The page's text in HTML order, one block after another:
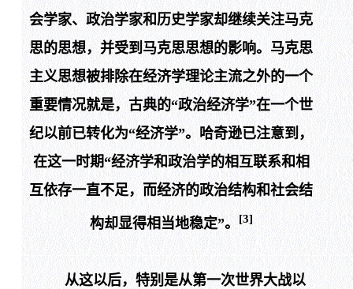
会学家、政治学家和历史学家却继续关注马克
思的思想，并受到马克思思想的影响。马克思
主义思想被排除在经济学理论主流之外的一个
重要情况就是，古典的“政治经济学”在一个世
纪以前已转化为“经济学”。哈奇逊已注意到，
在这一时期“经济学和政治学的相互联系和相
互依存一直不足，而经济的政治结构和社会结
构却显得相当地稳定”。 [3]
从这以后，特别是从第一次世界大战以